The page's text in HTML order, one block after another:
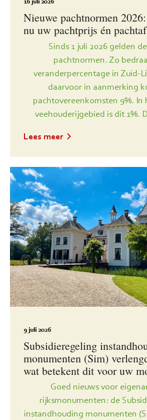
Nieuwe pachtnormen
nu uw pachtprijs én
Sinds 1 juli 2026 gelden
pachtnormen. Zo
veranderpercentage in Zuid-
daarvoor in aanmerking
pachtovereenkomsten 9%. In
veehouderijgebied is dit 1%.
Lees meer
9 juli 2026
Subsidieregeling
monumenten (Sim)
wat betekent dit voor uw
Goed nieuws voor
rijksmonumenten: de
instandhouding monumenten